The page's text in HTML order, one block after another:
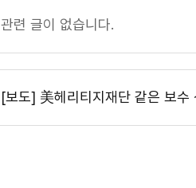
관련 글이 없습니다.
[보도] 美헤리티지재단 같은 보수